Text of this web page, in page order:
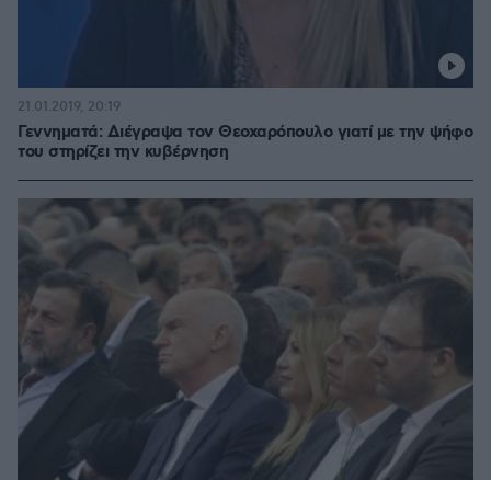
Γεννηματά: Διέγραψα τον Θεοχαρόπουλο γιατί με την ψήφο
του στηρίζει την κυβέρνηση
21.01.2019, 20:19